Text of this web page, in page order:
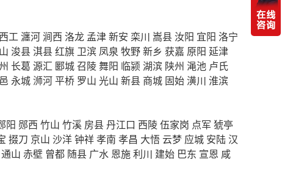
西工瀍河涧西 洛龙 孟津新安 栾川 嵩县 汝阳 宜阳 洛宁
浚县淇县红旗 卫滨 凤泉 牧野新乡 获嘉 原阳 延津
长葛 源汇 郾城召陵舞阳 临颍 湖滨 陕州 渑池 卢氏
永城浉河平桥 罗山 光山 新县 商城 固始潢川 淮滨
阳 郧西 竹山 竹溪 房县丹江口 西陵伍家岗 点军 猇亭
掇刀 京山 沙洋钟祥孝南 孝昌 大悟 云梦 应城 安陆汉
通山 赤壁 曾都 随县 广水 恩施利川 建始 巴东 宣恩 咸